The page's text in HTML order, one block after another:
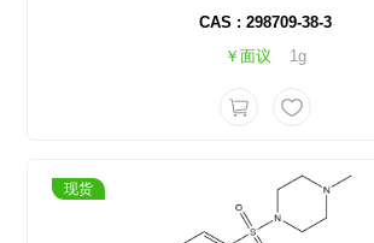
CAS : 298709-38-3
￥面议
1g
现货